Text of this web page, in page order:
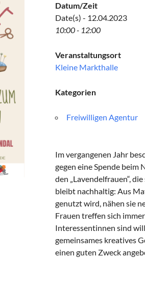
Datum/Zeit
Date(s) - 12.04.2023
10:00 - 12:00
Veranstaltungsort
Kleine Markthalle
Kategorien
Freiwilligen Agentur
Im vergangenen Jahr
gegen eine Spende
den „Lavendelfrauen“,
bleibt nachhaltig: Aus
genutzt wird, nähen sie
Frauen treffen sich immer
Interessentinnen sind
gemeinsames kreatives
einen guten Zweck